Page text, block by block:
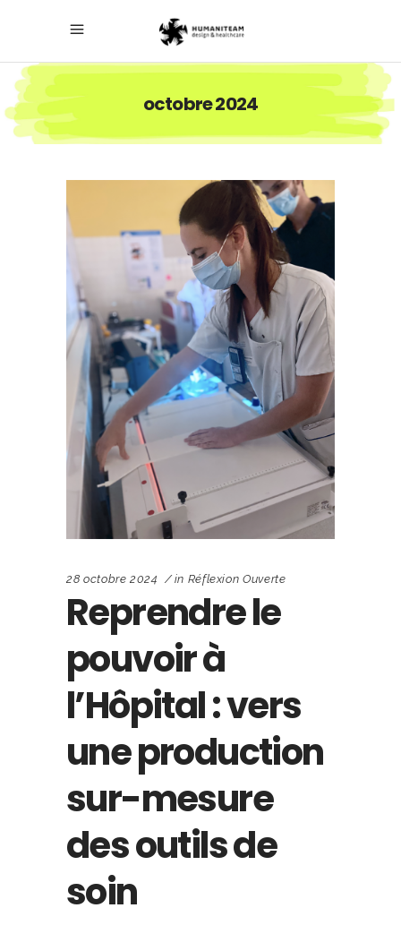
octobre 2024
28 octobre 2024 in Réflexion Ouverte
Reprendre le
pouvoir à
l’Hôpital : vers
une production
sur-mesure
des outils de
soin